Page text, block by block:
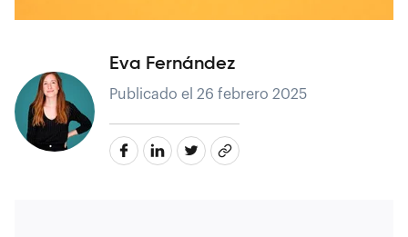
Eva Fernández
Publicado el 26 febrero 2025